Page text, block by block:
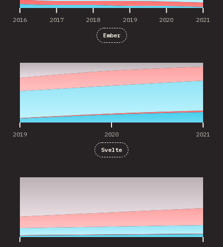
2016 2017 2018 2019 2020 2021
Ember
2019 2020 2021
Svelte